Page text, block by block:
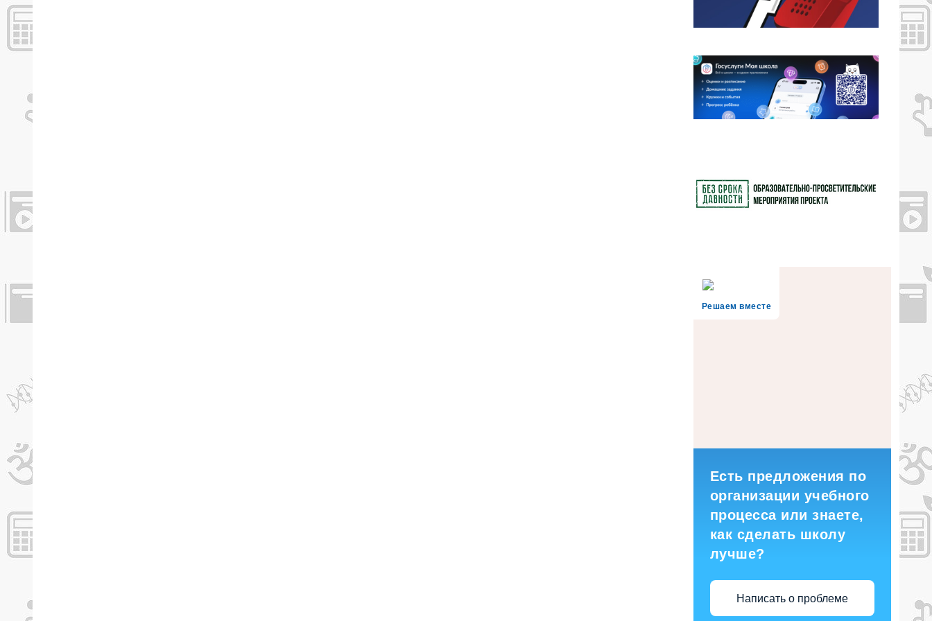
Решаем вместе
Есть предложения по
организации учебного
процесса или знаете,
как сделать школу
лучше?
Написать о проблеме